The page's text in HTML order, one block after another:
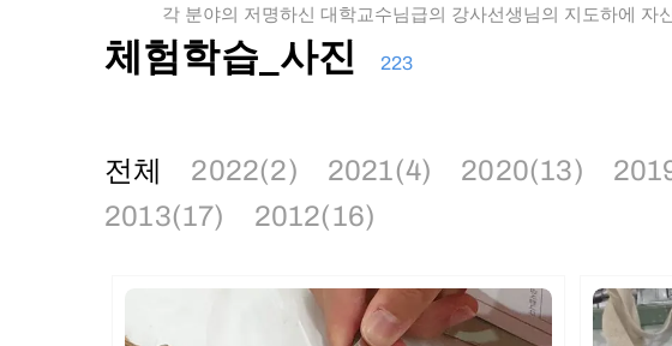
각 분야의 저명하신 대학교수님급의 강사선생님의 지도하에
체험학습_사진 223
전체 2022(2) 2021(4) 2020(13)
2013(17)
2012(16)